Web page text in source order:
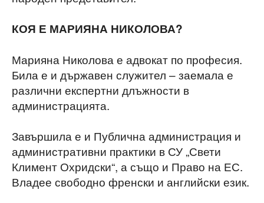
КОЯ Е МАРИЯНА НИКОЛОВА?
Марияна Николова е адвокат по професия.
Била е и държавен служител – заемала е
различни експертни длъжности в
администрацията.
Завършила е и Публична администрация и
административни практики в СУ „Свети
Климент Охридски“, а също и Право на ЕС.
Владее свободно френски и английски език.